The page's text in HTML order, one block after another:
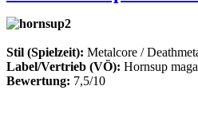
Stil (Spielzeit): Metalcore /
Label/Vertrieb (VÖ): Hornsup
Bewertung: 7,5/10